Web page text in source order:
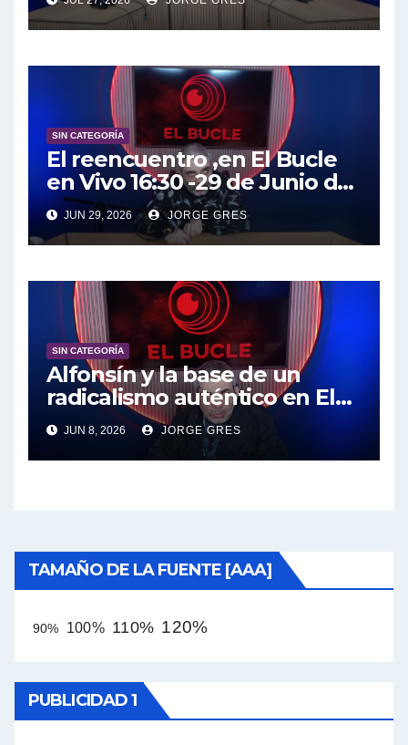
Marangoni en vivo hoy
27/7/2026 a las 16:30, no te lo
SIN CATEGORÍA
El reencuentro ,en El Bucle
en Vivo 16:30 -29 de Junio de
2026, un misil en mi placard.
JUN 29, 2026 JORGE GRES
SIN CATEGORÍA
Alfonsín y la base de un
radicalismo auténtico en El
Bucle en Vivo 16:30 -8 de
Junio de 2026,
JUN 8, 2026 JORGE GRES
TAMAÑO DE LA FUENTE [AAA]
90% 100% 110% 120%
PUBLICIDAD 1